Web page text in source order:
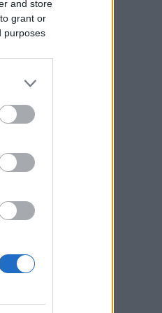
and store
grant or
purposes